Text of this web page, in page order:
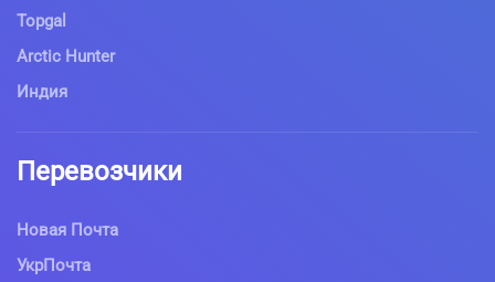
Topgal
Arctic Hunter
Индия
Перевозчики
Новая Почта
УкрПочта